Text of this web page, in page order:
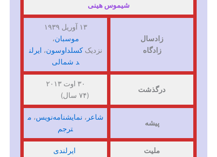
شیموس هینی
زادسال
زادگاه
۱۳ آوریل ۱۹۳۹
موسبان،
نزدیککسلداوسون، ایرلن
د شمالی
درگذشت
۳۰ اوت ۲۰۱۳
(۷۴ سال)
پیشه
شاعر ، نمایشنامه‌نویس، م
ترجم
ملیت ایرلندی